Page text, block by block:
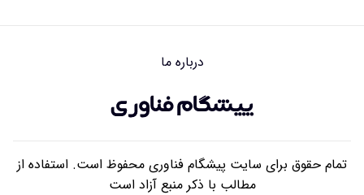
درباره ما
تمام حقوق برای سایت پیشگام فناوری محفوظ است. استفاده از
مطالب با ذکر منبع آزاد است